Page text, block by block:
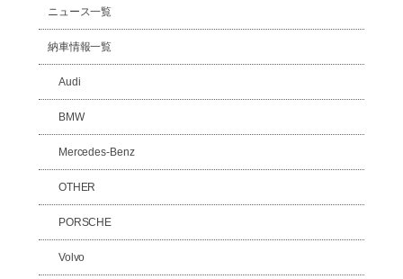
ニュース一覧
納車情報一覧
Audi
BMW
Mercedes-Benz
OTHER
PORSCHE
Volvo